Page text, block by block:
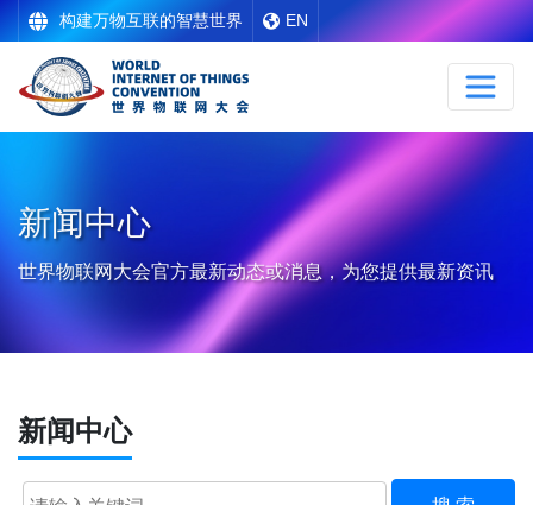
构建万物互联的智慧世界 EN
新闻中心
世界物联网大会官方最新动态或消息，为您提供最新资讯
新闻中心